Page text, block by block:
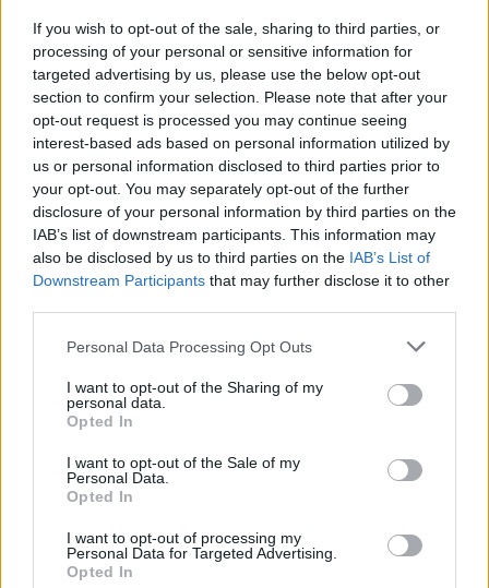
If you wish to opt-out of the sale, sharing to third parties, or
processing of your personal or sensitive information for
targeted advertising by us, please use the below opt-out
section to confirm your selection. Please note that after your
opt-out request is processed you may continue seeing
interest-based ads based on personal information utilized by
us or personal information disclosed to third parties prior to
your opt-out. You may separately opt-out of the further
disclosure of your personal information by third parties on the
IAB’s list of downstream participants. This information may
also be disclosed by us to third parties on the IAB’s List of
Downstream Participants that may further disclose it to other
Personal Data Processing Opt Outs
I want to opt-out of the Sharing of my
personal data.
Opted In
I want to opt-out of the Sale of my
Personal Data.
Opted In
I want to opt-out of processing my
Personal Data for Targeted Advertising.
Opted In
Ο υφυπουργός Πολιτισμού,Χρίστος Δήμαςανέφερε
στο χαιρετισμό του: «Κατάγομαι και εκλέγομαι στο
νομό Κορινθίας, έναν κατεξοχήν αγροτικό νομό στον
οποίο διατηρούμε τα ήθη, τα έθιμα, τις παραδόσεις
του τόπου μας και είμαστε πολύ περήφανοι γι' αυτό.
Μάλιστα το πανηγύρι είναι μέρος της
Μπιενάλε ενθουσιάστηκα, κυρίως επειδή η
παράδοση συνδυάζεται με την τεχνολογία. Και για
εμένα, ένας από τους βασικούς στόχους μου όσο
βρίσκομαι στο ΥΠΠΟ, είναι να δούμε πως μπορούμε
να ενώσουμε ακόμη περισσότερο, τον πολιτισμό, την
τέχνη με την τεχνολογία και την καινοτομία. Το
ΥΠΠΟ στηρίζει την εθνική συμμετοχή στην Μπιενάλε
μέσα από την οποία θα μπορέσουμε να αναδείξουμε